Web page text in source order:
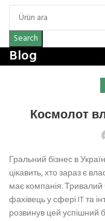
Search
Blog
Космолот
Гральний бізнес в
цікавить, хто зараз є
має компанія.
фахівець у сфері IT та
розвинув цей успішний